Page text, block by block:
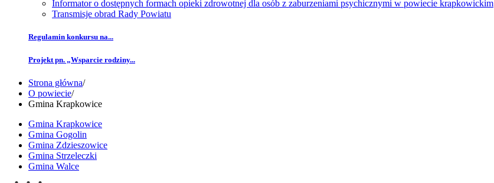
Informator o dostępnych formach opieki zdrowotnej dla osób z zaburzeniami psychicznymi w powiecie krapkowickim
Transmisje obrad Rady Powiatu
Regulamin konkursu na...
Projekt pn. „Wsparcie rodziny...
Strona główna/
O powiecie/
Gmina Krapkowice
Gmina Krapkowice
Gmina Gogolin
Gmina Zdzieszowice
Gmina Strzeleczki
Gmina Walce